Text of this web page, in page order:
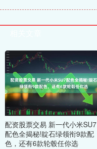
配资股票交易 新一代小米SU7
配色全揭秘!靛石绿领衔9款配
色，还有6款轮毂任你选